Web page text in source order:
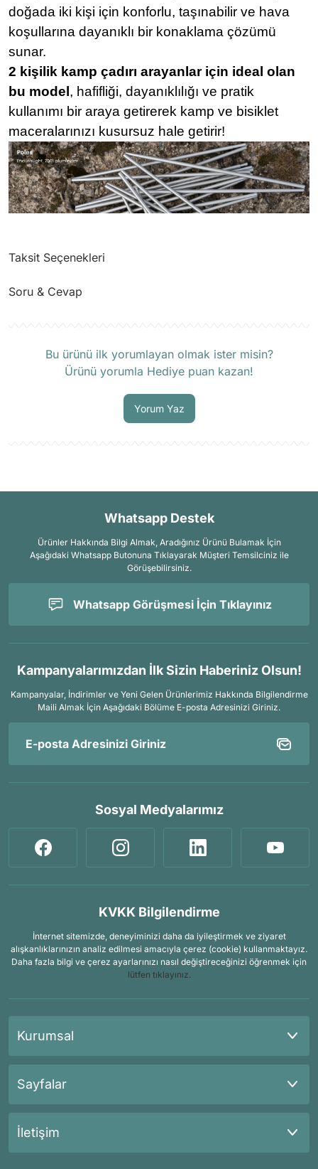
doğada iki kişi için konforlu, taşınabilir ve hava
koşullarına dayanıklı bir konaklama çözümü
sunar.
2 kişilik kamp çadırı arayanlar için ideal olan
bu model , hafifliği, dayanıklılığı ve pratik
kullanımı bir araya getirerek kamp ve bisiklet
maceralarınızı kusursuz hale getirir!
Taksit Seçenekleri
Soru & Cevap
Bu ürünü ilk yorumlayan olmak ister misin?
Ürünü yorumla Hediye puan kazan!
Yorum Yaz
Whatsapp Destek
Ürünler Hakkında Bilgi Almak, Aradığınız Ürünü Bulamak İçin
Aşağıdaki Whatsapp Butonuna Tıklayarak Müşteri Temsilciniz ile
Görüşebilirsiniz.
Whatsapp Görüşmesi İçin Tıklayınız
Kampanyalarımızdan İlk Sizin Haberiniz Olsun!
Kampanyalar, İndirimler ve Yeni Gelen Ürünlerimiz Hakkında Bilgilendirme
Maili Almak İçin Aşağıdaki Bölüme E-posta Adresinizi Giriniz.
Sosyal Medyalarımız
KVKK Bilgilendirme
İnternet sitemizde, deneyiminizi daha da iyileştirmek ve ziyaret
alışkanlıklarınızın analiz edilmesi amacıyla çerez (cookie) kullanmaktayız.
Daha fazla bilgi ve çerez ayarlarınızı nasıl değiştireceğinizi öğrenmek için
lütfen tıklayınız.
Kurumsal
Sayfalar
İletişim